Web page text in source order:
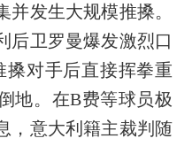
发生大规模推搡。
后卫罗曼爆发激烈口
搡对手后直接挥拳重
地。在B费等球员极
，意大利籍主裁判随